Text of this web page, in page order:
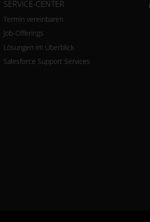
SERVICE-CENTER
Termin vereinbaren
Job-Offerings
Lösungen im Überblick
Salesforce Support Services